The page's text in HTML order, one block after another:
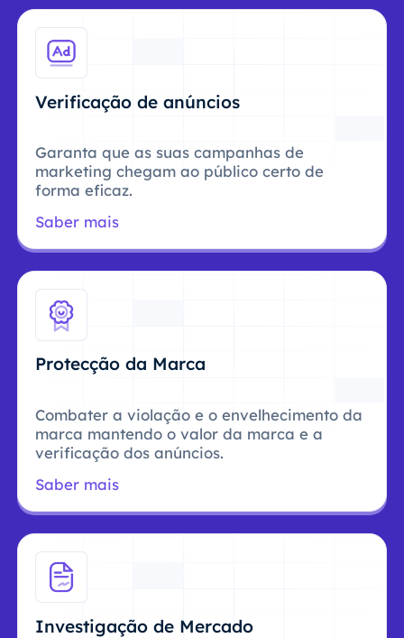
Verificação de anúncios
Garanta que as suas campanhas de
marketing chegam ao público certo de
forma eficaz.
Saber mais
Protecção da Marca
Combater a violação e o envelhecimento da
marca mantendo o valor da marca e a
verificação dos anúncios.
Saber mais
Investigação de Mercado